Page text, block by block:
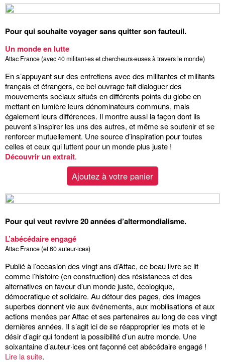
Pour qui souhaite voyager sans quitter son fauteuil.
Un monde en lutte
Attac France (avec 40 militant·es et chercheurs·euses à travers le monde)
En s’appuyant sur des entretiens avec des militantes et militants
français et étrangers, ce bel ouvrage fait dialoguer des
mouvements sociaux situés en différents points du globe en
mettant en lumière leurs dénominateurs communs, mais
également leurs différences. Il montre aussi la façon dont ils
peuvent s’inspirer les uns des autres, et même se soutenir et se
renforcer mutuellement. Une source d’inspiration pour toutes
celles et ceux qui luttent pour un monde plus juste !
Découvrir un extrait.
Ajoutez à votre panier
Pour qui veut revivre 20 années d’altermondialisme.
L’abécédaire engagé
Attac France (et 60 auteur·ices)
Publié à l’occasion des vingt ans d’Attac, ce beau livre se lit
comme l’histoire (en construction) des résistances et des
alternatives en faveur d’un monde juste, écologique,
démocratique et solidaire. Au détour des pages, des images
superbes donnent vie aux événements, aux mobilisations et aux
actions menées par Attac et ses partenaires au long de ces vingt
dernières années. Il s’agit ici de se réapproprier les mots et le
désir d’agir qui fondent la possibilité d’un autre monde. Une
soixantaine d’auteur·ices ont façonné cet abécédaire engagé !
Lire la suite.